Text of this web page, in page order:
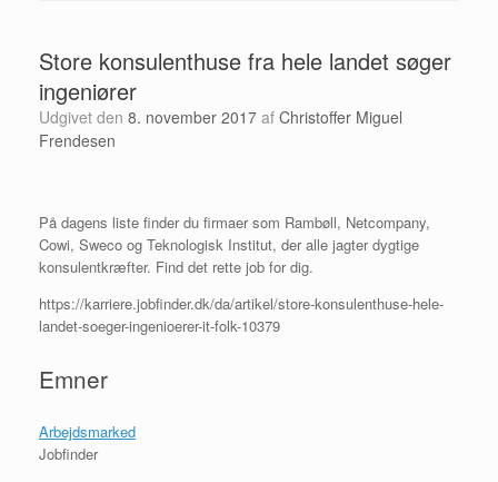
Store konsulenthuse fra hele landet søger
ingeniører
Udgivet den 8. november 2017 af Christoffer Miguel
Frendesen
På dagens liste finder du firmaer som Rambøll, Netcompany,
Cowi, Sweco og Teknologisk Institut, der alle jagter dygtige
konsulentkræfter. Find det rette job for dig.
https://karriere.jobfinder.dk/da/artikel/store-konsulenthuse-hele-
landet-soeger-ingenioerer-it-folk-10379
Emner
Arbejdsmarked
Jobfinder